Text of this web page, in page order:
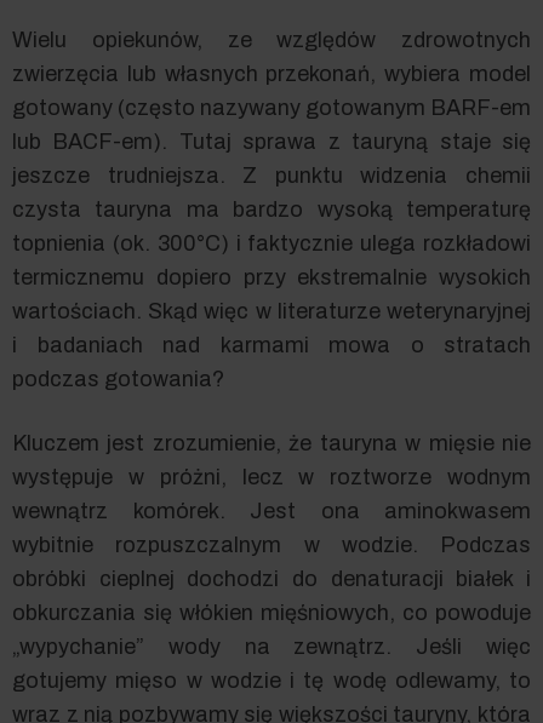
Wielu opiekunów, ze względów zdrowotnych
zwierzęcia lub własnych przekonań, wybiera model
gotowany (często nazywany gotowanym BARF-em
lub BACF-em). Tutaj sprawa z tauryną staje się
jeszcze trudniejsza. Z punktu widzenia chemii
czysta tauryna ma bardzo wysoką temperaturę
topnienia (ok. 300°C) i faktycznie ulega rozkładowi
termicznemu dopiero przy ekstremalnie wysokich
wartościach. Skąd więc w literaturze weterynaryjnej
i badaniach nad karmami mowa o stratach
podczas gotowania?
Kluczem jest zrozumienie, że tauryna w mięsie nie
występuje w próżni, lecz w roztworze wodnym
wewnątrz komórek. Jest ona aminokwasem
wybitnie rozpuszczalnym w wodzie. Podczas
obróbki cieplnej dochodzi do denaturacji białek i
obkurczania się włókien mięśniowych, co powoduje
„wypychanie” wody na zewnątrz. Jeśli więc
gotujemy mięso w wodzie i tę wodę odlewamy, to
wraz z nią pozbywamy się większości tauryny, która